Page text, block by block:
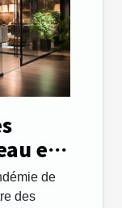
en
de
des